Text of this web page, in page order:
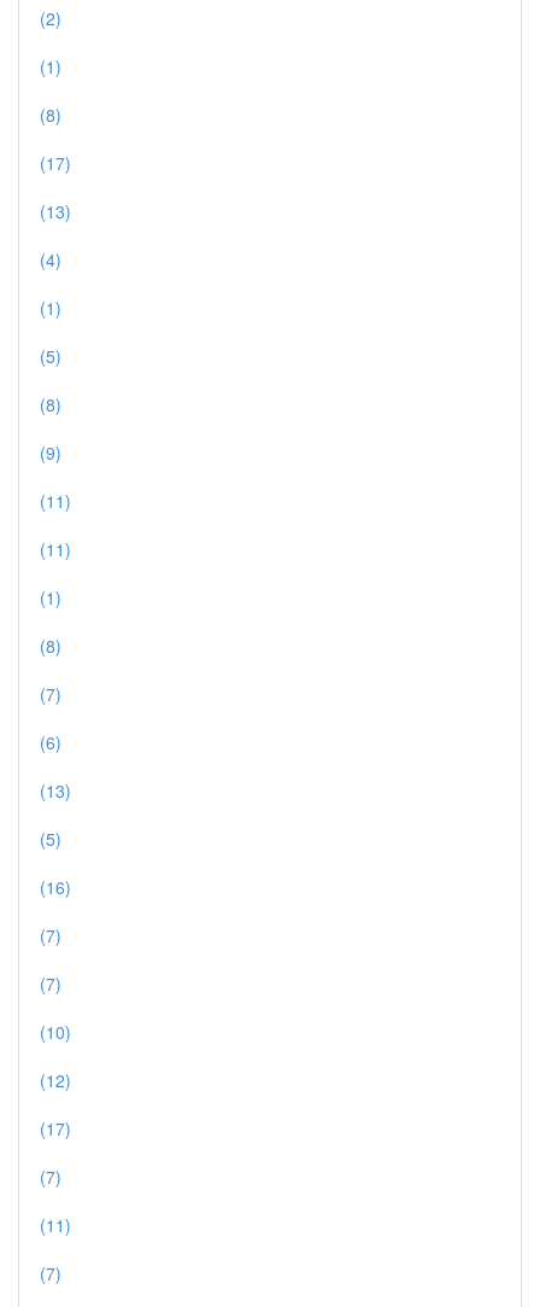
(2)
(1)
(8)
(17)
(13)
(4)
(1)
(5)
(8)
(9)
(11)
(11)
(1)
(8)
(7)
(6)
(13)
(5)
(16)
(7)
(7)
(10)
(12)
(17)
(7)
(11)
(7)